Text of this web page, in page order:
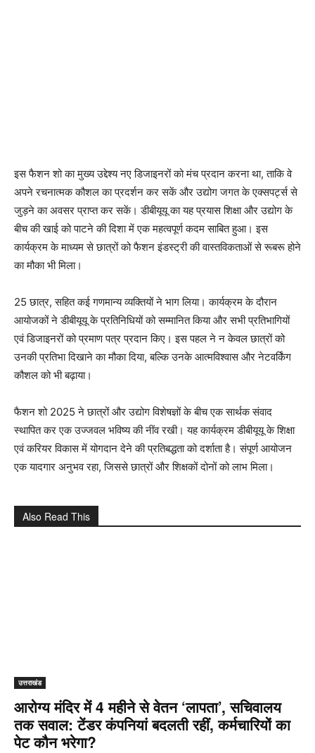
इस फैशन शो का मुख्य उद्देश्य नए डिजाइनरों को मंच प्रदान करना था, ताकि वे
अपने रचनात्मक कौशल का प्रदर्शन कर सकें और उद्योग जगत के एक्सपर्ट्स से
जुड़ने का अवसर प्राप्त कर सकें। डीबीयूयू का यह प्रयास शिक्षा और उद्योग के
बीच की खाई को पाटने की दिशा में एक महत्वपूर्ण कदम साबित हुआ। इस
कार्यक्रम के माध्यम से छात्रों को फैशन इंडस्ट्री की वास्तविकताओं से रूबरू होने
का मौका भी मिला।
25 छात्र, सहित कई गणमान्य व्यक्तियों ने भाग लिया। कार्यक्रम के दौरान
आयोजकों ने डीबीयूयू के प्रतिनिधियों को सम्मानित किया और सभी प्रतिभागियों
एवं डिजाइनरों को प्रमाण पत्र प्रदान किए। इस पहल ने न केवल छात्रों को
उनकी प्रतिभा दिखाने का मौका दिया, बल्कि उनके आत्मविश्वास और नेटवर्किंग
कौशल को भी बढ़ाया।
फैशन शो 2025 ने छात्रों और उद्योग विशेषज्ञों के बीच एक सार्थक संवाद
स्थापित कर एक उज्जवल भविष्य की नींव रखी। यह कार्यक्रम डीबीयूयू के शिक्षा
एवं करियर विकास में योगदान देने की प्रतिबद्धता को दर्शाता है। संपूर्ण आयोजन
एक यादगार अनुभव रहा, जिससे छात्रों और शिक्षकों दोनों को लाभ मिला।
Also Read This
उत्तराखंड
आरोग्य मंदिर में 4 महीने से वेतन ‘लापता’, सचिवालय
तक सवाल: टेंडर कंपनियां बदलती रहीं, कर्मचारियों का
पेट कौन भरेगा?